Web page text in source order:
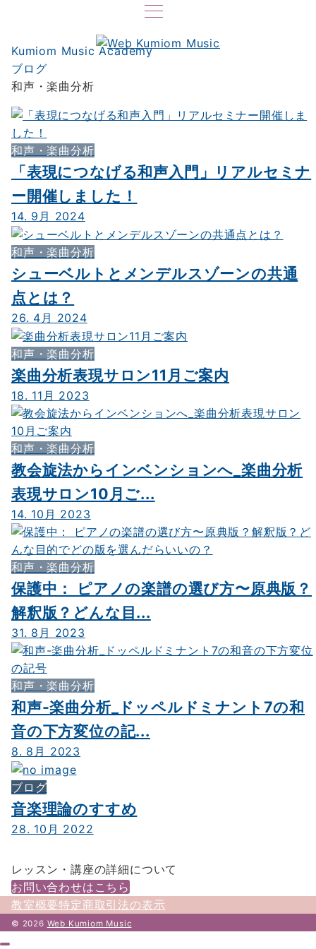
Kumiom Music Academy
ブログ
和声・楽曲分析
和声・楽曲分析
「表現につなげる和声入門」リアルセミナ
ー開催しました！
14. 9月 2024
和声・楽曲分析
シューベルトとメンデルスゾーンの共通
点とは？
26. 4月 2024
和声・楽曲分析
楽曲分析表現サロン11月ご案内
18. 11月 2023
和声・楽曲分析
教会旋法からインベンションへ_楽曲分析
表現サロン10月ご...
14. 10月 2023
和声・楽曲分析
保護中： ピアノの楽譜の選び方〜原典版？
解釈版？どんな目...
31. 8月 2023
和声・楽曲分析
和声-楽曲分析_ドッペルドミナント7の和
音の下方変位の記...
8. 8月 2023
ブログ
音楽理論のすすめ
28. 10月 2022
レッスン・講座の詳細について
お問い合わせはこちら
教室概要特定商取引法の表示
© 2026 Web Kumiom Music